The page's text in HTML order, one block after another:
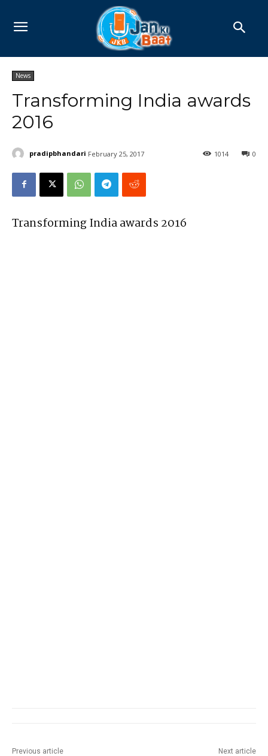
News
Transforming India awards
2016
pradipbhandari February 25, 2017 0
1014
Transforming India awards 2016
Previous article Next article